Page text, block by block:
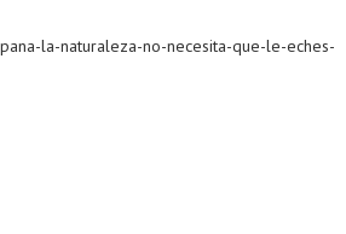
la-naturaleza-no-necesita-que-le-eches-